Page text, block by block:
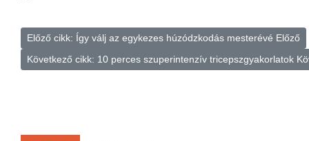
Előző cikk: Így válj az egykezes húzódzkodás mesterévé Előző
Következő cikk: 10 perces szuperintenzív tricepszgyakorlatok